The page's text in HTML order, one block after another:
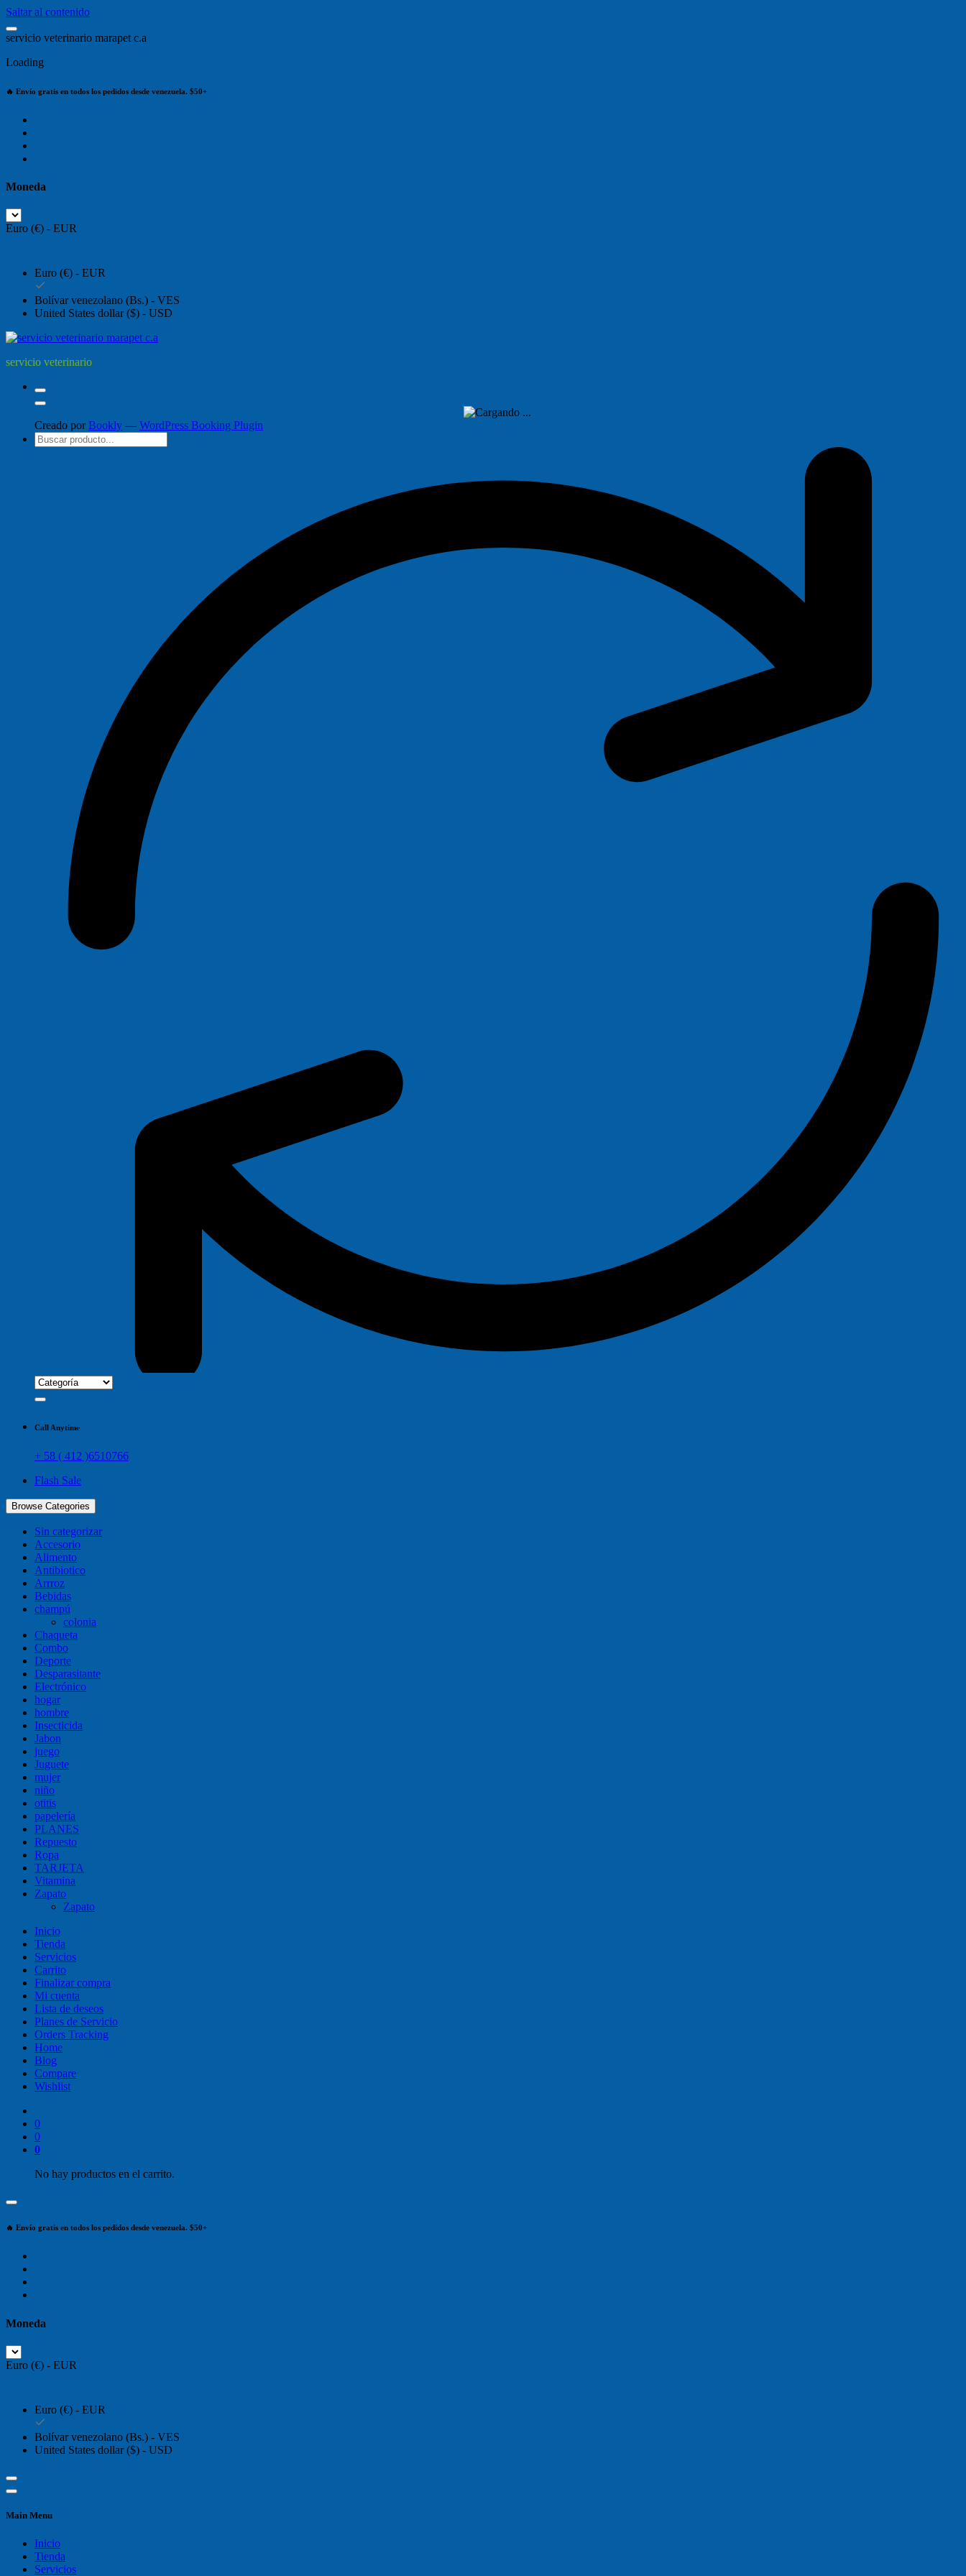
Saltar al contenido
servicio veterinario marapet c.a
Loading
🔥 Envío gratis en todos los pedidos desde venezuela. $50+
Moneda
Euro (€) - EUR
Euro (€) - EUR
Bolívar venezolano (Bs.) - VES
United States dollar ($) - USD
servicio veterinario
Creado por Bookly — WordPress Booking Plugin
Call Anytime
+ 58 ( 412 )6510766
Flash Sale
Browse Categories
Sin categorizar
Accesorio
Alimento
Antibiotico
Arrroz
Bebidas
champú
colonia
Chaqueta
Combo
Deporte
Desparasitante
Electrónico
hogar
hombre
Insecticida
Jabon
juego
Juguete
mujer
niño
otitis
papelería
PLANES
Repuesto
Ropa
TARJETA
Vitamina
Zapato
Zapato
Inicio
Tienda
Servicios
Carrito
Finalizar compra
Mi cuenta
Lista de deseos
Planes de Servicio
Orders Tracking
Home
Blog
Compare
Wishlist
0
0
0
No hay productos en el carrito.
🔥 Envío gratis en todos los pedidos desde venezuela. $50+
Moneda
Euro (€) - EUR
Euro (€) - EUR
Bolívar venezolano (Bs.) - VES
United States dollar ($) - USD
Main Menu
Inicio
Tienda
Servicios